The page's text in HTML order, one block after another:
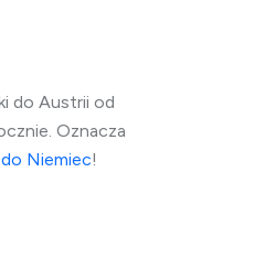
do Austrii od
Oznacza
Niemiec!